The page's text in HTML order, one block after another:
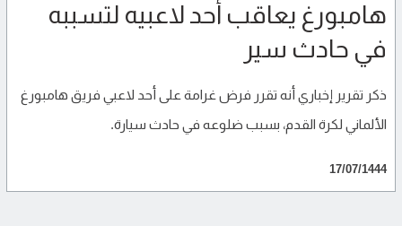
هامبورغ يعاقب أحد لاعبيه لتسببه
في حادث سير
ذكر تقرير إخباري أنه تقرر فرض غرامة على أحد لاعبي فريق هامبورغ
الألماني لكرة القدم، بسبب ضلوعه في حادث سيارة.
17/07/1444